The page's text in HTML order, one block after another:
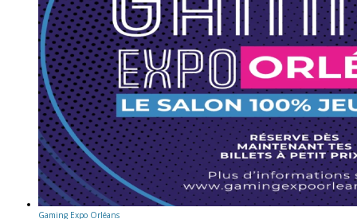
Gaming Expo Orléans